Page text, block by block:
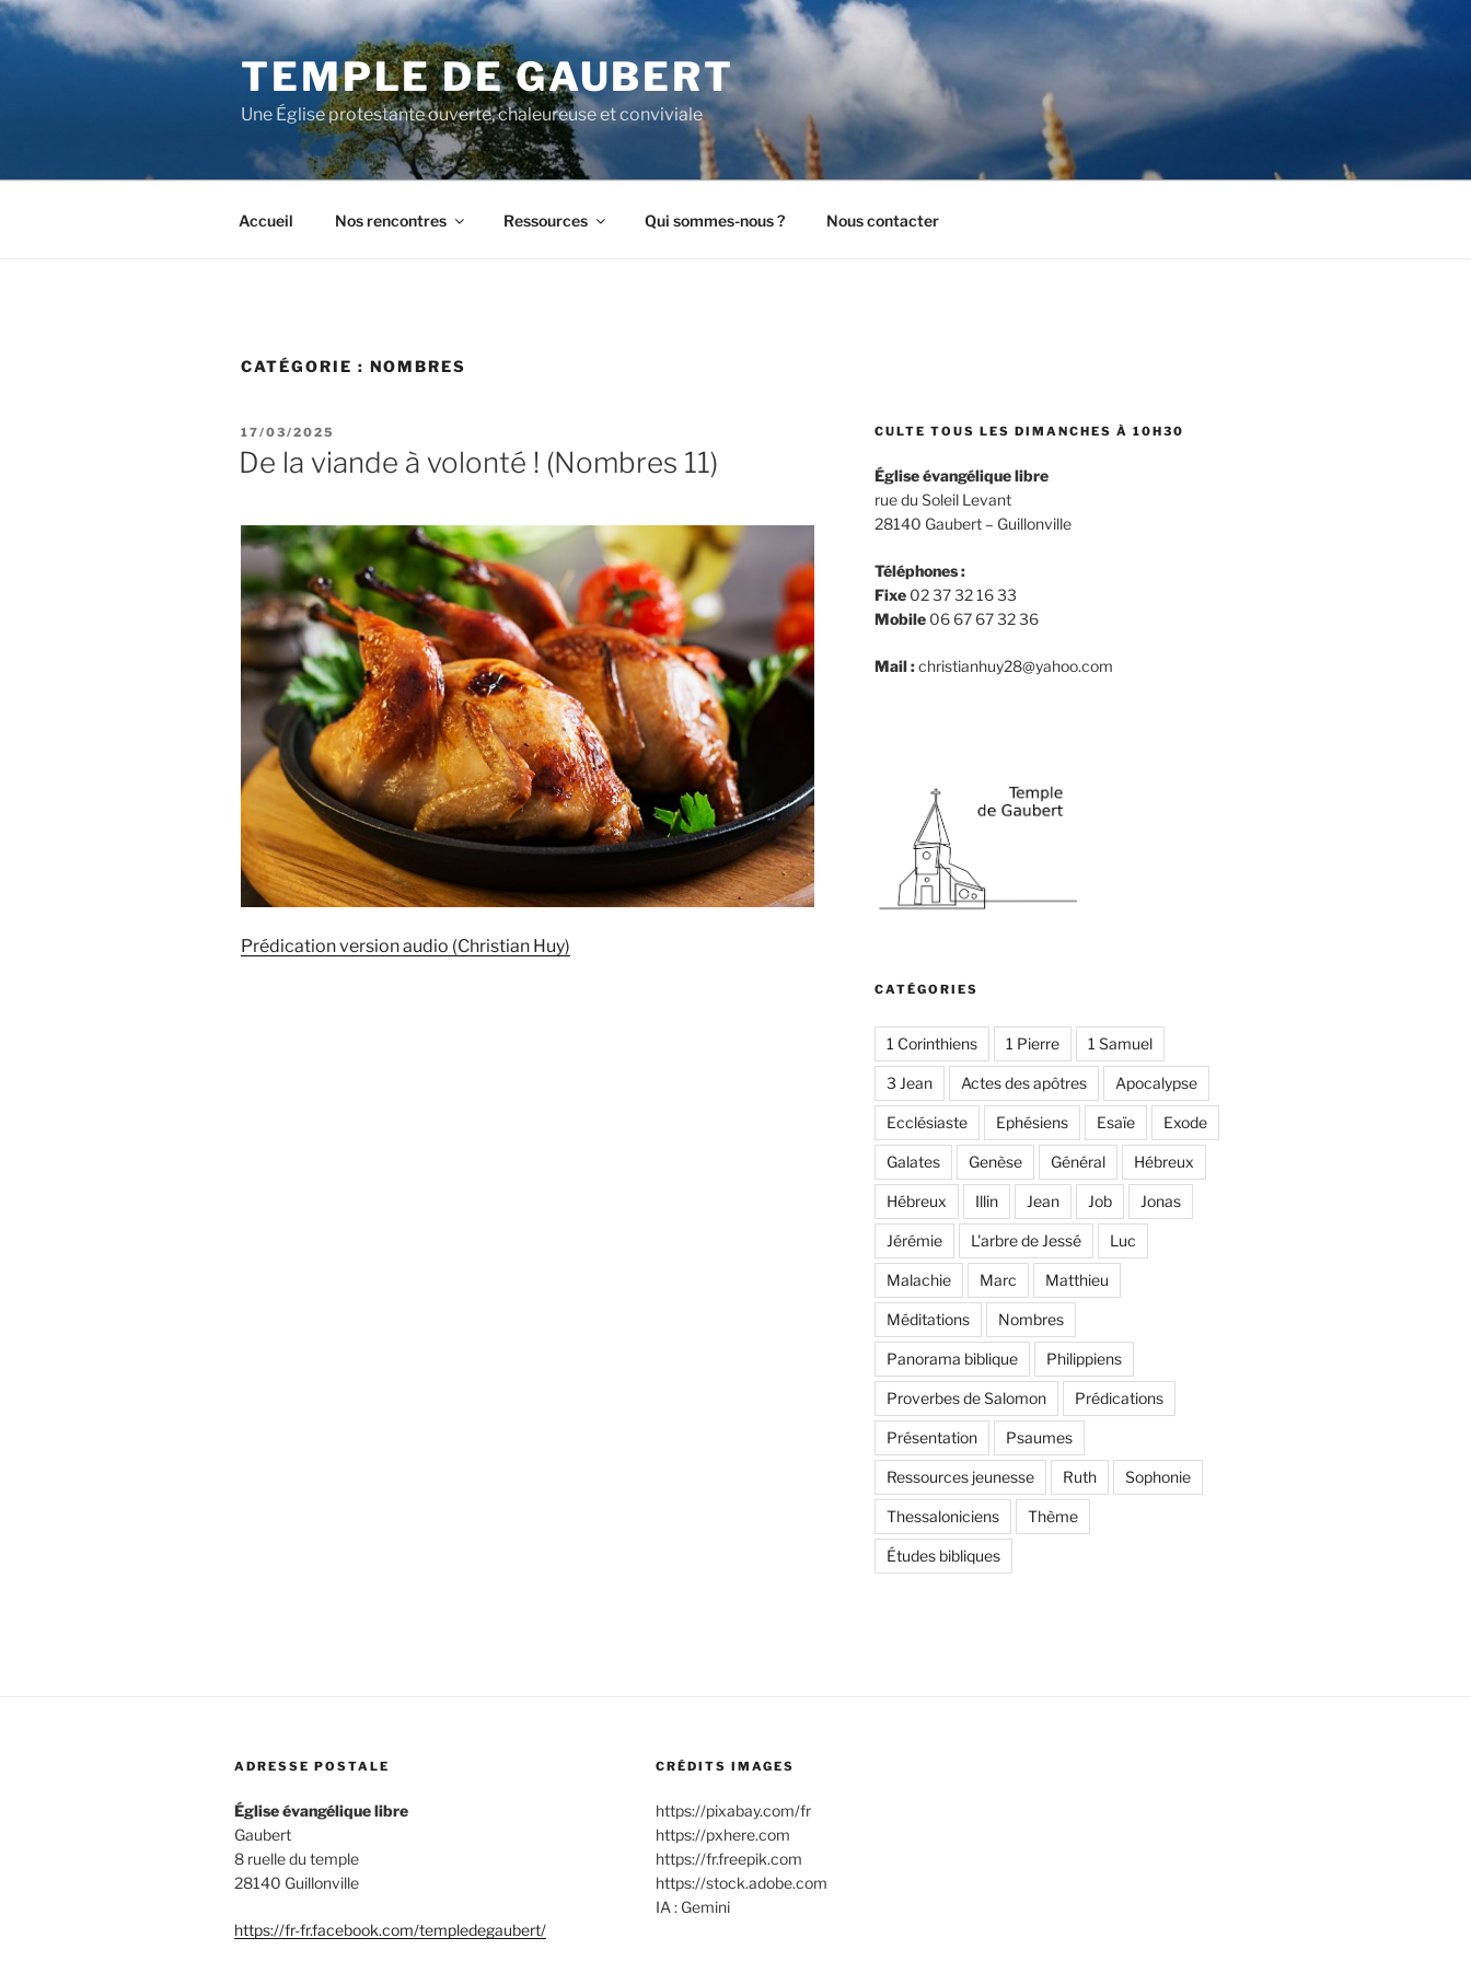
Aller
au
TEMPLE DE GAUBERT
Une Église protestante ouverte, chaleureuse et conviviale
Accueil Nos rencontres Ressources Qui sommes-nous ? Nous contacter
CATÉGORIE : NOMBRES
PUBLIÉ
LE
17/03/2025
De la viande à volonté ! (Nombres 11)
Prédication version audio (Christian Huy)
CULTE TOUS LES DIMANCHES À 10H30
Église évangélique libre
rue du Soleil Levant
28140 Gaubert – Guillonville
Téléphones :
Fixe02 37 32 16 33
Mobile06 67 67 32 36
Mail :christianhuy28@yahoo.com
CATÉGORIES
1 Corinthiens 1 Pierre 1 Samuel
3 Jean Actes des apôtres Apocalypse
Ecclésiaste Ephésiens Esaïe Exode
Galates Genèse Général Hébreux
Hébreux Illin Jean Job Jonas
Jérémie L'arbre de Jessé Luc
Malachie Marc Matthieu
Méditations Nombres
Panorama biblique Philippiens
Proverbes de Salomon Prédications
Présentation Psaumes
Ressources jeunesse Ruth Sophonie
Thessaloniciens Thème
Études bibliques
ADRESSE POSTALE
Église évangélique libre
Gaubert
8 ruelle du temple
28140 Guillonville
https://fr-fr.facebook.com/templedegaubert/
CRÉDITS IMAGES
https://pixabay.com/fr
https://pxhere.com
https://fr.freepik.com
https://stock.adobe.com
IA : Gemini